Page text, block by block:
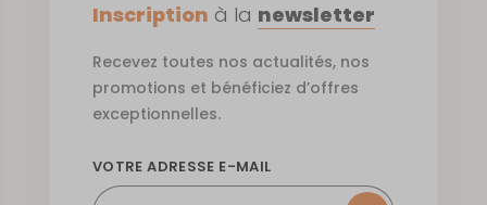
Inscription à la newsletter
Recevez toutes nos actualités, nos
promotions et bénéficiez d’offres
exceptionnelles.
VOTRE ADRESSE E-MAIL